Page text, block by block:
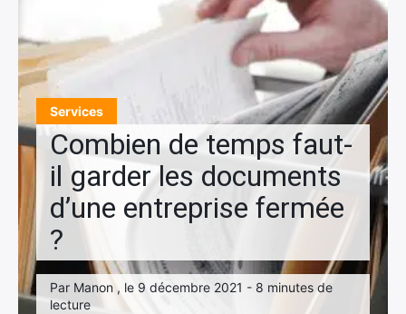
Services
Combien de temps faut-
il garder les documents
d’une entreprise fermée
?
Par Manon , le 9 décembre 2021 - 8 minutes de
lecture